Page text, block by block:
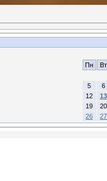
Пн Вт
5
6
12
13
19
20
26
27